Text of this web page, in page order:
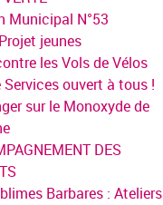
Municipal N°53
jeunes
les Vols de Vélos
Services ouvert à tous !
sur le Monoxyde de
DES
Barbares : Ateliers